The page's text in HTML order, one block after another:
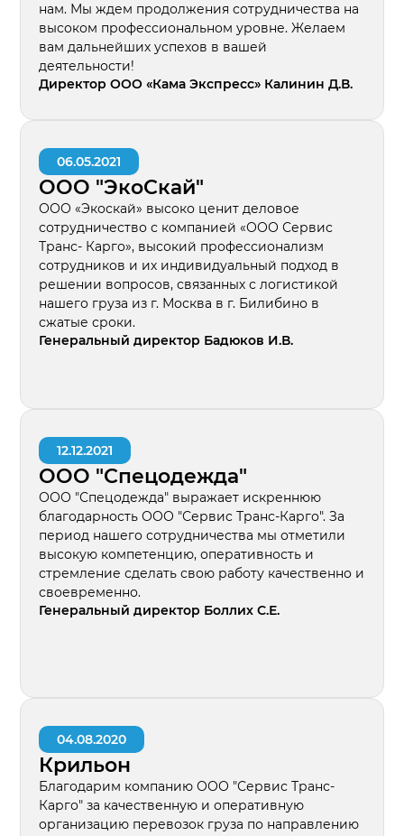
нам. Мы ждем продолжения сотрудничества на
высоком профессиональном уровне. Желаем
вам дальнейших успехов в вашей
деятельности!
Директор ООО «Кама Экспресс» Калинин Д.В.
06.05.2021
ООО "ЭкоСкай"
ООО «Экоскай» высоко ценит деловое
сотрудничество с компанией «ООО Сервис
Транс- Карго», высокий профессионализм
сотрудников и их индивидуальный подход в
решении вопросов, связанных с логистикой
нашего груза из г. Москва в г. Билибино в
сжатые сроки.
Генеральный директор Бадюков И.В.
12.12.2021
ООО "Спецодежда"
ООО "Спецодежда" выражает искреннюю
благодарность ООО "Сервис Транс-Карго". За
период нашего сотрудничества мы отметили
высокую компетенцию, оперативность и
стремление сделать свою работу качественно и
своевременно.
Генеральный директор Боллих С.Е.
04.08.2020
Крильон
Благодарим компанию ООО "Сервис Транс-
Карго" за качественную и оперативную
организацию перевозок груза по направлению